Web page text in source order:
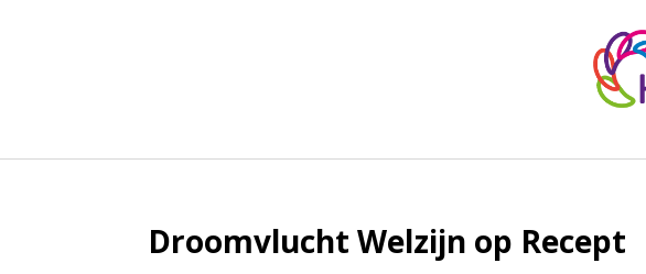
Droomvlucht Welzijn op Recept